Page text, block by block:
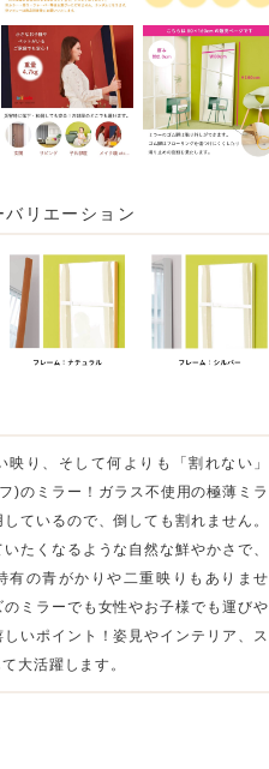
リエーション
映り、そして何よりも「割れない」
)のミラー！ガラス不使用の極薄ミラ
ているので、倒しても割れません。
たくなるような自然な鮮やかさで、
有の青がかりや二重映りもありませ
ミラーでも女性やお子様でも運びや
いポイント！姿見やインテリア、ス
大活躍します。